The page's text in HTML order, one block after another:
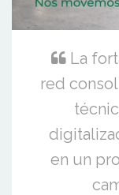
La
red
en un